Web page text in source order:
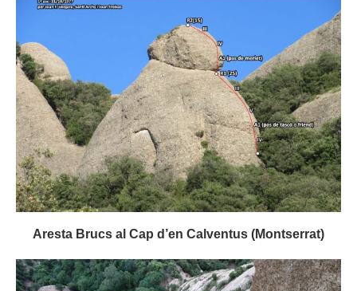
Aresta Brucs al Cap d’en Calventus (Montserrat)